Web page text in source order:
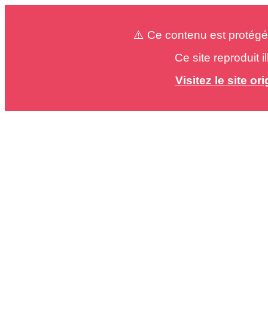
⚠️ Ce contenu est
Ce site reproduit
Visitez le site